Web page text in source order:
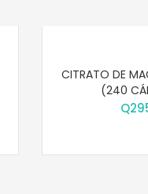
CITRATO DE
(240
Q